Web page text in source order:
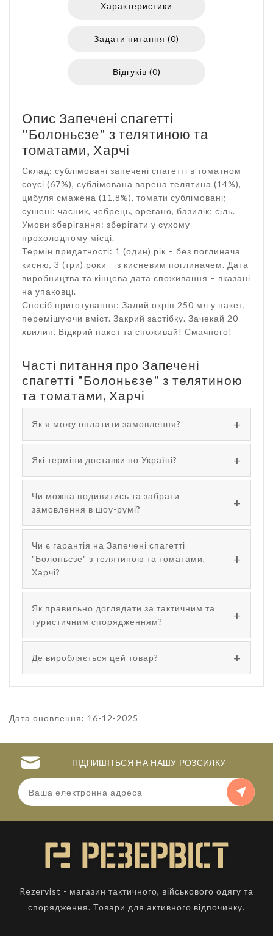
Характеристики
Задати питання (0)
Відгуків (0)
Опис Запечені спагетті
"Болоньєзе" з телятиною та
томатами, Харчі
Склад: сублімовані запечені спагетті в томатном
соусі (67%), сублімована варена телятина (14%),
цибуля смажена (11,8%), томати сублімовані;
сушені: часник, чебрець, орегано, базилік; сіль.
Умови зберігання: зберігати у сухому
прохолодному місці.
Термін придатності: 1 (один) рік – без поглинача
кисню, 3 (три) роки – з кисневим поглиначем. Дата
виробництва та кінцева дата споживання – вказані
на упаковці.
Спосіб приготування: Залий окріп 250 мл у пакет,
перемішуючи вміст. Закрий застібку. Зачекай 20
хвилин. Відкрий пакет та споживай! Смачного!
Часті питання про Запечені
спагетті "Болоньєзе" з телятиною
та томатами, Харчі
Як я можу оплатити замовлення?
Які терміни доставки по Україні?
Чи можна подивитись та забрати
замовлення в шоу-румі?
Чи є гарантія на Запечені спагетті
"Болоньєзе" з телятиною та томатами,
Харчі?
Як правильно доглядати за тактичним та
туристичним спорядженням?
Де виробляється цей товар?
Дата оновлення: 16-12-2025
ПІДПИШІТЬСЯ НА НАШУ РОЗСИЛКУ
Rezervist - магазин тактичного, військового одягу та
спорядження. Товари для активного відпочинку.